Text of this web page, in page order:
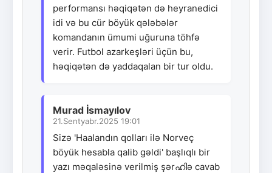
performansı həqiqətən də heyranedici
idi və bu cür böyük qələbələr
komandanın ümumi uğuruna töhfə
verir. Futbol azarkeşləri üçün bu,
həqiqətən də yaddaqalan bir tur oldu.
Murad İsmayılov
21.Sentyabr.2025 19:01
Sizə 'Haalandın qolları ilə Norveç
böyük hesabla qalib gəldi' başlıqlı bir
yazı məqaləsinə verilmiş şərഹിə cavab